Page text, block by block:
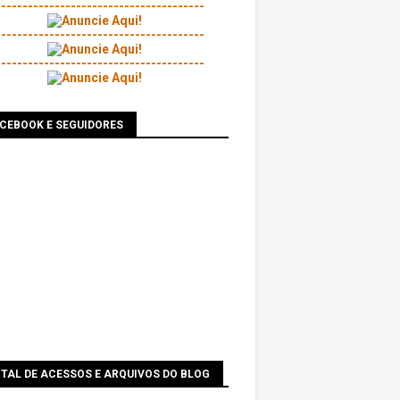
E SEGUIDORES
DE ACESSOS E ARQUIVOS DO BLOG